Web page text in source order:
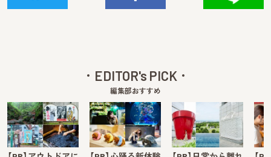
EDITOR's PICK
編集部おすすめ